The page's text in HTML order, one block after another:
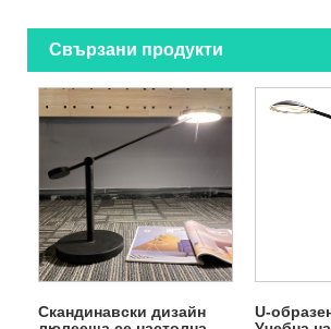
Свързани продукти
Скандинавски дизайн
U-